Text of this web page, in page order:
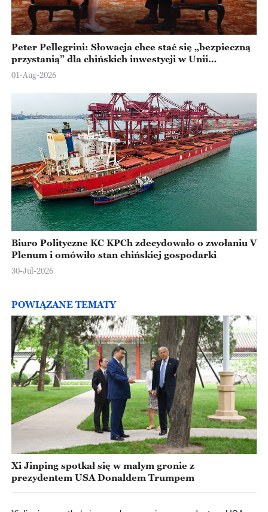
Peter Pellegrini: Słowacja chce stać się „bezpieczną
przystanią” dla chińskich inwestycji w Unii
Europejskiej
01-Aug-2026
Biuro Polityczne KC KPCh zdecydowało o zwołaniu V
Plenum i omówiło stan chińskiej gospodarki
30-Jul-2026
POWIĄZANE TEMATY
Xi Jinping spotkał się w małym gronie z
prezydentem USA Donaldem Trumpem